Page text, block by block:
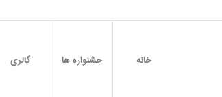
خانه جشنواره ها گالری